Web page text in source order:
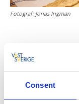
Consent
Fotograf: Jonas Ingman
Våffelcafé
För drygt hundra
soldattorpet från
granne med den